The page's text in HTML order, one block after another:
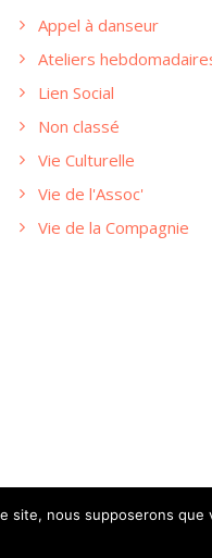
Appel à danseur
Ateliers
Lien Social
Non classé
Vie Culturelle
Vie de l'Assoc'
Vie de la Compagnie
site, nous supposerons que